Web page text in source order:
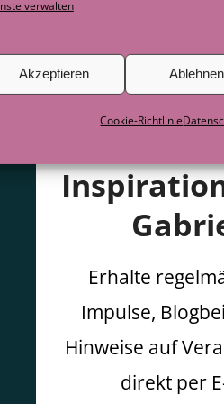
verwalten
Akzeptieren Ablehnen
Cookie-Richtlinie
Erhalte
Impulse,
Hinweise auf
direkt per